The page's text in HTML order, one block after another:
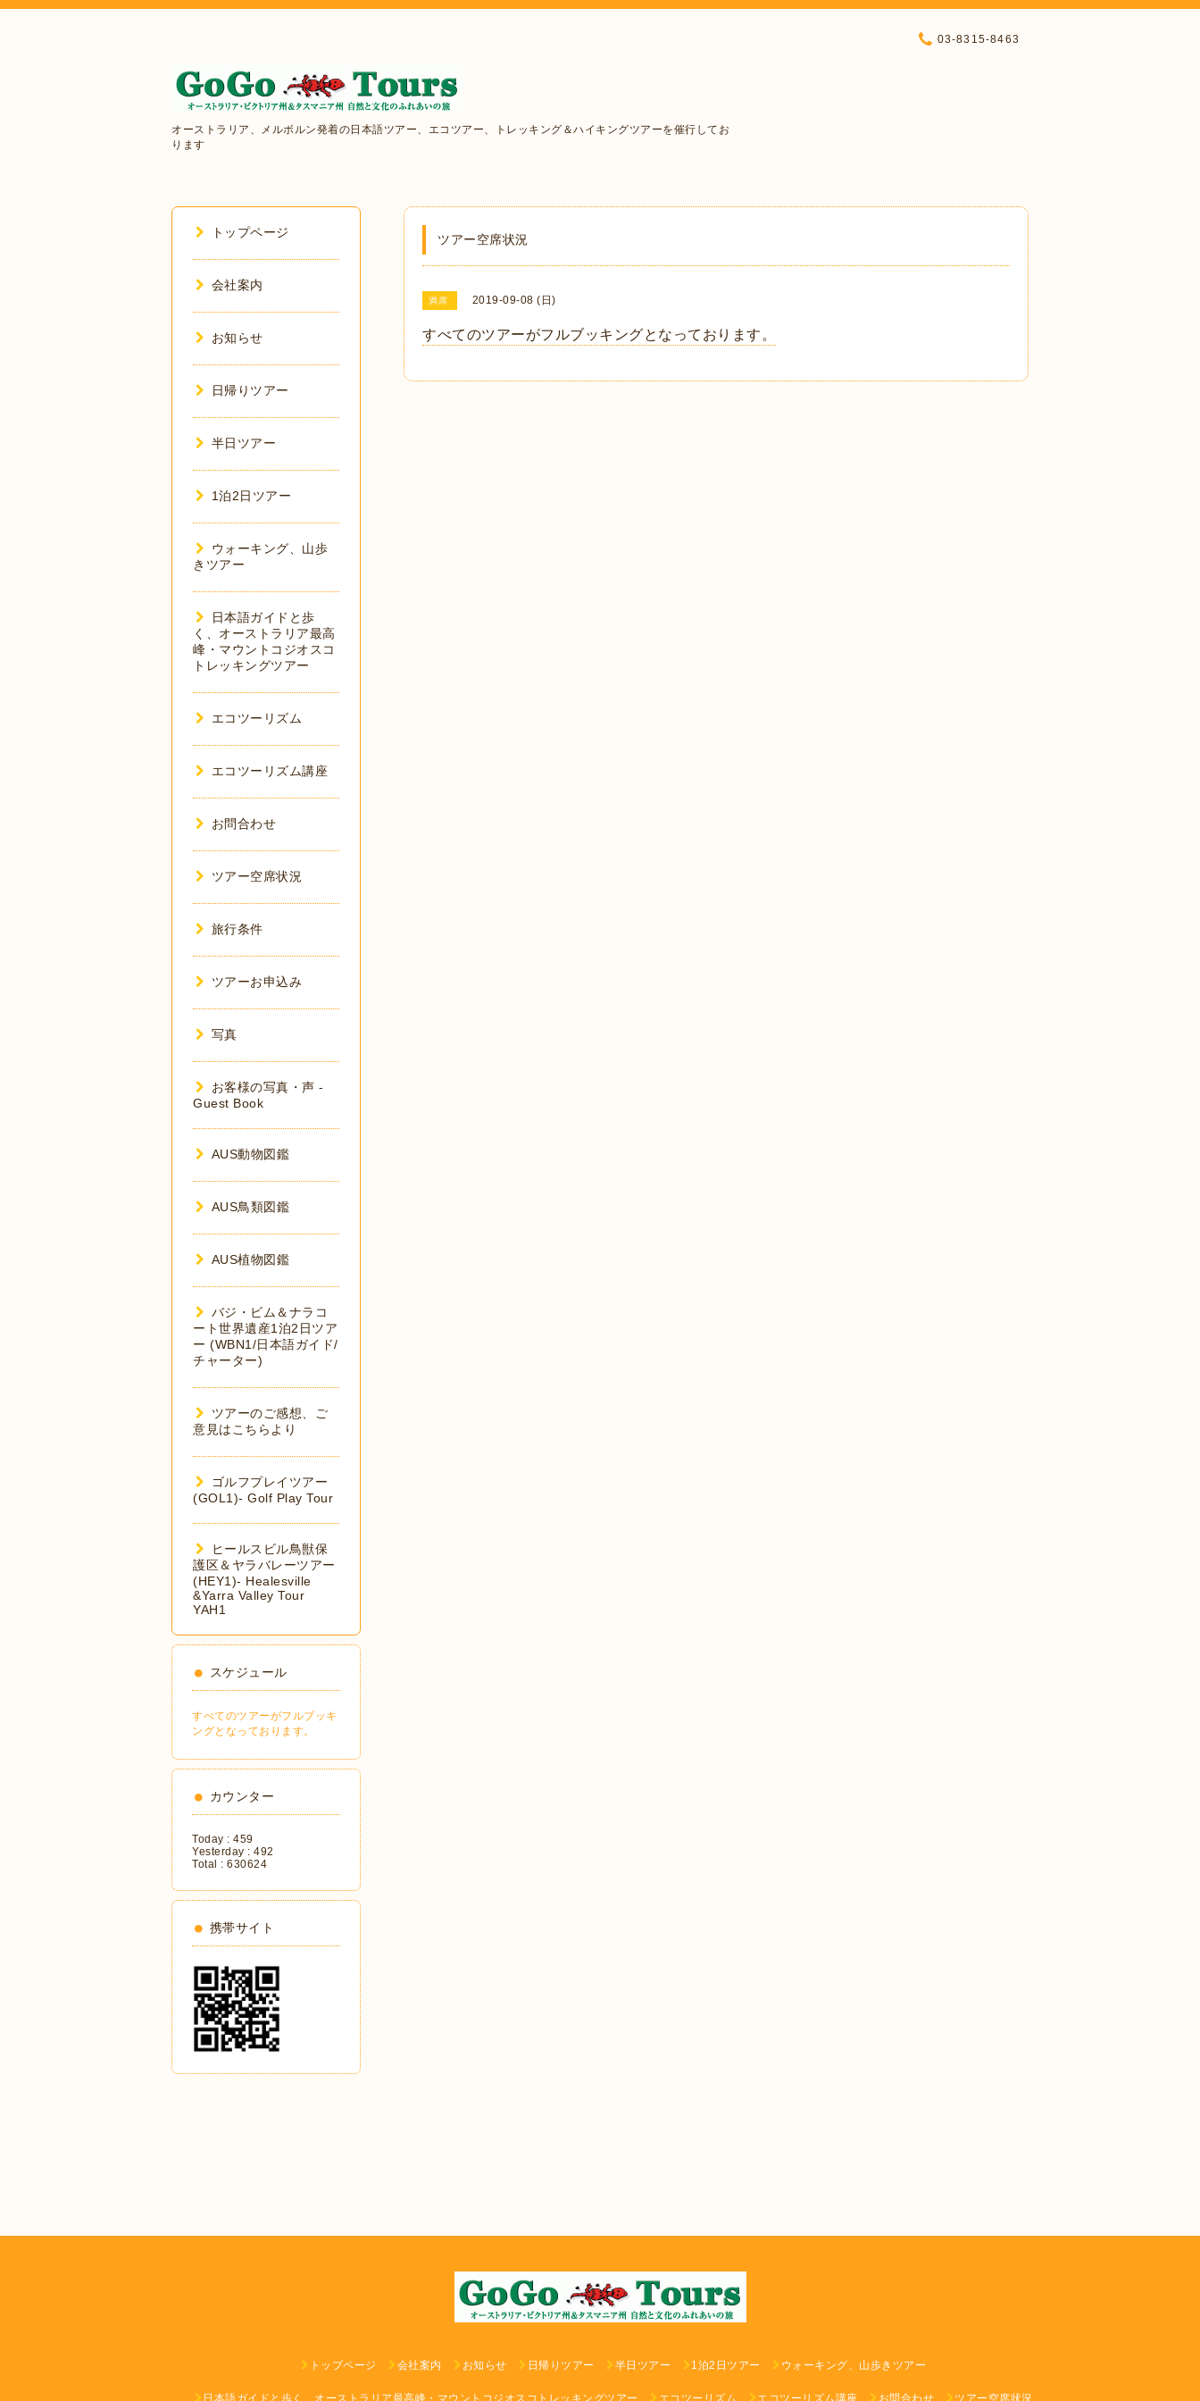
オーストラリア、メルボルン発着の日本語ツアー、エコツアー、トレッキング＆ハイキングツアーを催行してお
ります
03-8315-8463
ツアー空席状況
満席 2019-09-08 (日)
すべてのツアーがフルブッキングとなっております。
トップページ
会社案内
お知らせ
日帰りツアー
半日ツアー
1泊2日ツアー
ウォーキング、山歩
きツアー
日本語ガイドと歩
く、オーストラリア最高
峰・マウントコジオスコ
トレッキングツアー
エコツーリズム
エコツーリズム講座
お問合わせ
ツアー空席状況
旅行条件
ツアーお申込み
写真
お客様の写真・声 -
Guest Book
AUS動物図鑑
AUS鳥類図鑑
AUS植物図鑑
バジ・ビム＆ナラコ
ート世界遺産1泊2日ツア
ー (WBN1/日本語ガイド/
チャーター)
ツアーのご感想、ご
意見はこちらより
ゴルフプレイツアー
(GOL1)- Golf Play Tour
ヒールスビル鳥獣保
護区＆ヤラバレーツアー
(HEY1)- Healesville
&Yarra Valley Tour
YAH1
スケジュール
すべてのツアーがフルブッキ
ングとなっております。
カウンター
Today : 459
Yesterday : 492
Total : 630624
携帯サイト
トップページ 会社案内 お知らせ 日帰りツアー 半日ツアー 1泊2日ツアー ウォーキング、山歩きツアー
日本語ガイドと歩く、オーストラリア最高峰・マウントコジオスコトレッキングツアー エコツーリズム エコツーリズム講座 お問合わせ ツアー空席状況